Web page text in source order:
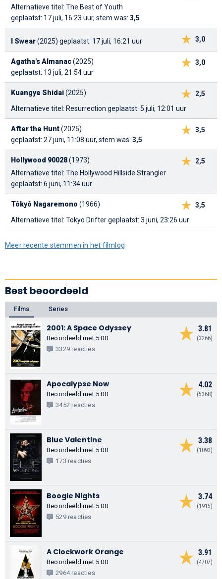
Alternatieve titel: The Best of Youth
geplaatst: 17 juli, 16:23 uur, stem was: 3,5
3,0
I Swear(2025) geplaatst: 17 juli, 16:21 uur
3,0
Agatha's Almanac(2025)
geplaatst: 13 juli, 21:54 uur
2,5
Kuangye Shidai(2025)
Alternatieve titel: Resurrection geplaatst: 5 juli, 12:01 uur
3,5
After the Hunt(2025)
geplaatst: 27 juni, 11:08 uur, stem was: 3,5
2,5
Hollywood 90028(1973)
Alternatieve titel: The Hollywood Hillside Strangler
geplaatst: 6 juni, 11:34 uur
3,5
Tôkyô Nagaremono (1966)
Alternatieve titel: Tokyo Driftergeplaatst: 3 juni, 23:26 uur
Meer recente stemmen in het filmlog
Best beoordeeld
Films Series
3.81
(3266)
2001: A Space Odyssey
Beoordeeld met 5.00
3329 reacties
4.02
(5368)
Apocalypse Now
Beoordeeld met 5.00
3452 reacties
3.38
(1093)
Blue Valentine
Beoordeeld met 5.00
173 reacties
3.74
(1915)
Boogie Nights
Beoordeeld met 5.00
529 reacties
3.91
(4707)
A Clockwork Orange
Beoordeeld met 5.00
2964 reacties